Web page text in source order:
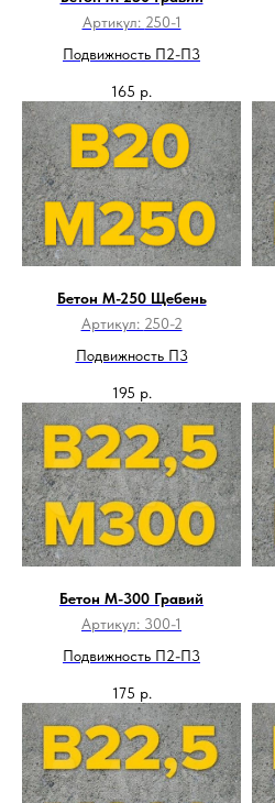
Артикул: 250-1
Подвижность П2-П3
165 р.
Бетон М-250 Щебень
Артикул: 250-2
Подвижность П3
195 р.
Бетон М-300 Гравий
Артикул: 300-1
Подвижность П2-П3
175 р.